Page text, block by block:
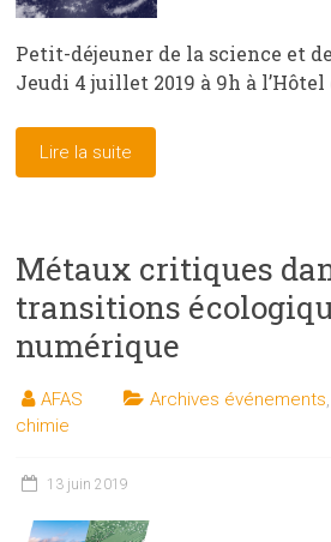
Petit-déjeuner de la science et
Jeudi 4 juillet 2019 à 9h à
Lire la suite
Métaux critiques
transitions
numérique
AFAS Archives événements,
chimie
13 juin 2019